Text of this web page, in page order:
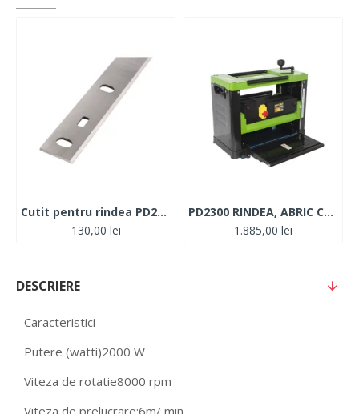
Cutit pentru rindea PD2300
130,00 lei
PD2300 RINDEA, ABRIC CU GROSIME Procraft, produsul contine taxa timbru verde 6 ron, 27.5 kg
1.885,00 lei
DESCRIERE
Caracteristici
Putere (watti)2000 W
Viteza de rotatie8000 rpm